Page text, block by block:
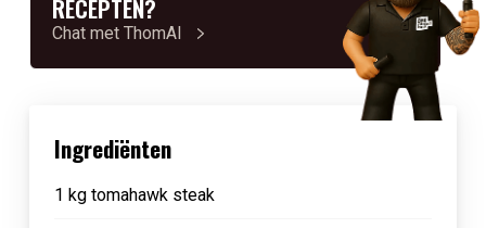
RECEPTEN?
Chat met ThomAI
Ingrediënten
1 kg tomahawk steak